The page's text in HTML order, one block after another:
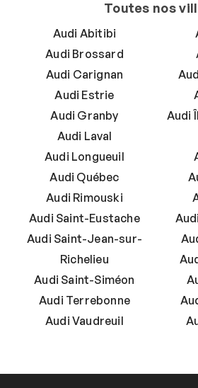
Toutes nos
Audi Abitibi
Audi Brossard
Audi Carignan
Audi Estrie
Audi Granby
Audi
Audi Laval
Audi Longueuil
Audi Québec
Audi Rimouski
Audi Saint-Eustache
Audi Saint-Jean-sur-
Richelieu
Audi Saint-Siméon
Audi Terrebonne
Audi Vaudreuil